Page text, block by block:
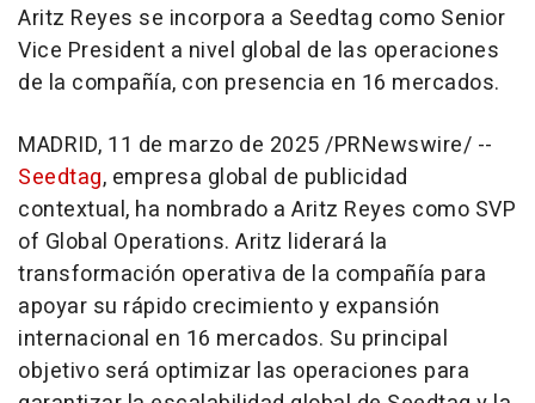
Aritz Reyes se incorpora a Seedtag como Senior
Vice President a nivel global de las operaciones
de la compañía, con presencia en 16 mercados.
MADRID, 11 de marzo de 2025/PRNewswire/ --
Seedtag, empresa global de publicidad
contextual, ha nombrado a Aritz Reyes como SVP
of Global Operations. Aritz liderará la
transformación operativa de la compañía para
apoyar su rápido crecimiento y expansión
internacional en 16 mercados. Su principal
objetivo será optimizar las operaciones para